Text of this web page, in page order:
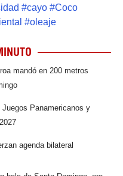
#cayo #Coco
#oleaje
mandó en 200 metros
Panamericanos y
agenda bilateral